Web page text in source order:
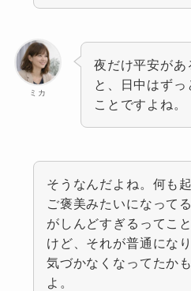
ミカ
夜だけ平安があ
と、日中はずっ
ことですよね。
そうなんだよね。何も
ご褒美みたいになって
がしんどすぎるってこ
けど、それが普通にな
気づかなくなってたか
よ。